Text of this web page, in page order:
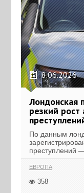
8.06.2026
Лондонская
резкий рост
По данным
преступлений
ЕВРОПА
358